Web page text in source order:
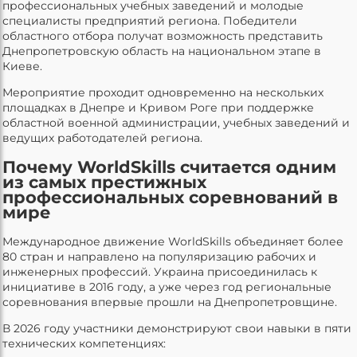
профессиональных учебных заведений и молодые
специалисты предприятий региона. Победители
областного отбора получат возможность представить
Днепропетровскую область на национальном этапе в
Киеве.
Мероприятие проходит одновременно на нескольких
площадках в Днепре и Кривом Роге при поддержке
областной военной администрации, учебных заведений и
ведущих работодателей региона.
Почему WorldSkills считается одним
из самых престижных
профессиональных соревнований в
мире
Международное движение WorldSkills объединяет более
80 стран и направлено на популяризацию рабочих и
инженерных профессий. Украина присоединилась к
инициативе в 2016 году, а уже через год региональные
соревнования впервые прошли на Днепропетровщине.
В 2026 году участники демонстрируют свои навыки в пяти
технических компетенциях: